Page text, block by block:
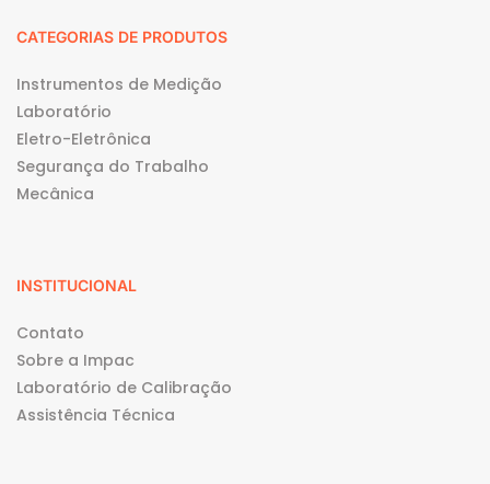
CATEGORIAS DE PRODUTOS
Instrumentos de Medição
Laboratório
Eletro-Eletrônica
Segurança do Trabalho
Mecânica
INSTITUCIONAL
Contato
Sobre a Impac
Laboratório de Calibração
Assistência Técnica